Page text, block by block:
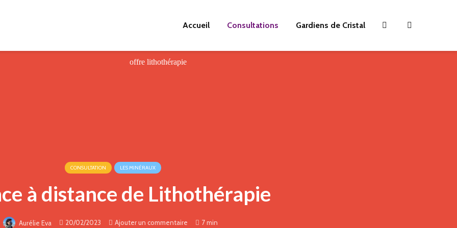
Accueil Consultations Gardiens de Cristal
CONSULTATION LES MINÉRAUX
à distance de Lithothérapie
Aurélie Eva 20/02/2023 Ajouter un commentaire 7 min